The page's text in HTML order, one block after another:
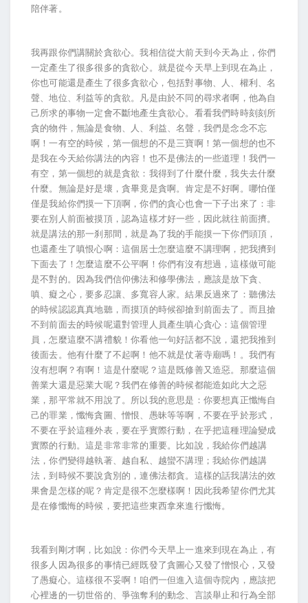
陪伴著。
我再跟你們講關於貪欲心。我相信從大前天到今天為止，你們
一定產生了很多很多的貪欲心。就是從今天早上到現在為止，
你也可能還是產生了很多貪欲心，包括對事物、人、權利、名
聲、地位、利益等的貪欲。凡是由於不同的尋求者啊，他為自
己所求的事物一定會不斷地產生貪欲心。看看我們時時刻刻所
貪的物件，無論是食物、人、利益、名聲，我們是念念不忘
啊！一有空的時候，第一個想的不是三寶啊！第一個想的也不
是我在今天給你講法的內容！也不是佛法的一些道理！我們一
有空，第一個想的就是貪欲：我得到了什麼什麼，我失去什麼
什麼。無論是好是壞，貪畢竟是貪啊。肯定是不好啊。哪怕僅
僅是我給你們摸一下頂啊，你們的貪心也會一下子出來了：非
要在別人前面被摸頂，認為這樣才好一些，因此就往前面擠。
就是講法的那一刹那間，就是為了我的手能摸一下你們頭頂，
也還產生了嗔恨心啊：這個居士怎麼這麼不講理啊，把我擠到
下面去了！怎麼這麼不公平啊！你們有沒有想過，這樣做可能
是不對的。因為我們信仰佛法和修學佛法，應該是放下貪、
嗔、癡之心，要多忍讓、多寬容人家。結果反過來了：聽佛法
的時候認認真真地聽，而摸頂的時候卻搶到前面去了。而且搶
不到前面去的時候呢還對管理人員產生嗔心貪心：這個管理
員，怎麼這麼不講禮貌！你看他一句好話都不說，還把我推到
後面去。他有什麼了不起啊！他不就是仗著寺廟嗎！。我們有
沒有想啊？有啊！這是什麼呢？這是既修善又造惡。那麼這個
善業大還是惡業大呢？我們在修善的時候都能造如此大之惡
業，那平常就不用說了。所以我的意思是：你要想真正懺悔自
己的罪業，懺悔貪圖、憎恨、愚昧等等啊，不要在乎於形式，
不要在乎於這種外表，要在乎實際行動，在乎把這種理論變成
實際的行動。這是非常非常的重要。比如說，我給你們越講
法，你們變得越執著、越自私、越蠻不講理；我給你們越講
法，到時候不要說貪別的，連佛法都貪。這樣的話我講法的效
果會是怎樣的呢？肯定是很不怎麼樣啊！因此我希望你們尤其
是在修懺悔的時候，要把這些東西拿來進行懺悔。
我看到剛才啊，比如說：你們今天早上一進來到現在為止，有
很多人因為很多的事情已經既發了貪圖心又發了憎恨心，又發
了愚癡心。這樣很不妥啊！咱們一但進入這個寺院內，應該把
心裡邊的一切世俗的、爭強奪利的動念、言談舉止和行為全部